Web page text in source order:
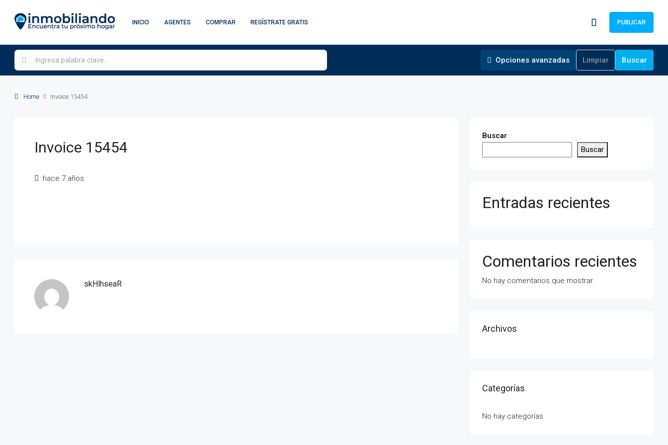
INICIO AGENTES COMPRAR REGÍSTRATE GRATIS PUBLICAR
Opciones avanzadas Limpiar Buscar
Home Invoice 15454
Invoice 15454
hace 7 años
skHlhseaR
Buscar
Buscar
Entradas recientes
Comentarios recientes
No hay comentarios que mostrar.
Archivos
Categorías
No hay categorías